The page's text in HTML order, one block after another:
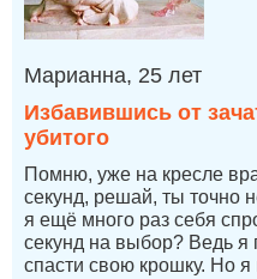
Марианна, 25 лет
Избавившись от
убитого
Помню, уже на кресле
секунд, решай, ты точно
я ещё много раз себя
секунд на выбор? Ведь я
спасти свою крошку. Но